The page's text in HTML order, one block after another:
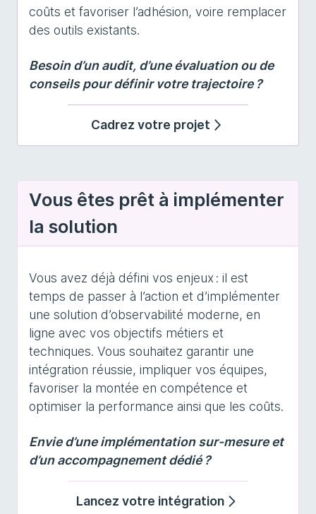
coûts et favoriser l’adhésion, voire remplacer
des outils existants.
Besoin d’un audit, d’une évaluation ou de
conseils pour définir votre trajectoire ?
Cadrez votre projet
Vous êtes prêt à implémenter
la solution
Vous avez déjà défini vos enjeux : il est
temps de passer à l’action et d’implémenter
une solution d’observabilité moderne, en
ligne avec vos objectifs métiers et
techniques. Vous souhaitez garantir une
intégration réussie, impliquer vos équipes,
favoriser la montée en compétence et
optimiser la performance ainsi que les coûts.
Envie d’une implémentation sur-mesure et
d’un accompagnement dédié ?
Lancez votre intégration